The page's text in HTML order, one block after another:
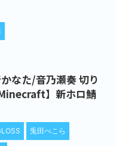
なた/音乃瀬奏 切り
】新ホロ鯖
兎田ぺこら